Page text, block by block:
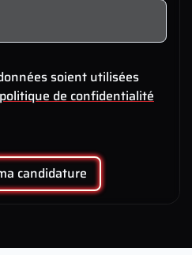
soient utilisées
politique de confidentialité
candidature